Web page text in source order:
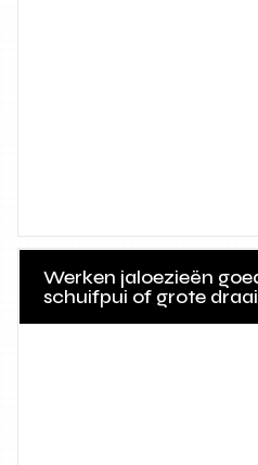
Werken jaloezieën
schuifpui of grote